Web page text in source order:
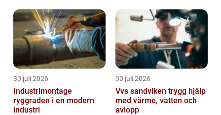
30 juli 2026
Industrimontage
ryggraden i en modern
industri
30 juli 2026
Vvs sandviken trygg hjälp
med värme, vatten och
avlopp